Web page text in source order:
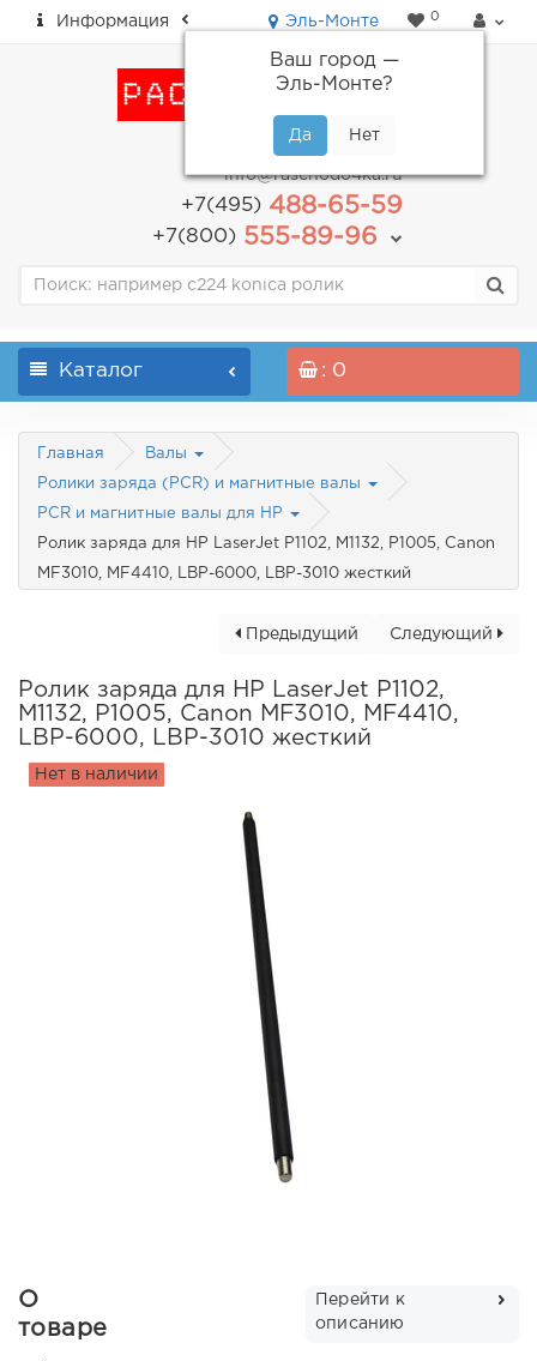
Информация Эль-Монте
Ваш город —
Эль-Монте?
0
пн-пт: с 9.00 до 18.00
info@raschodo4ka.ru
+7(495)488-65-59
+7(800)555-89-96
Каталог : 0
Главная Валы
Ролики заряда (PCR) и магнитные валы
PCR и магнитные валы для HP
Ролик заряда для HP LaserJet P1102, M1132, P1005, Canon
MF3010, MF4410, LBP-6000, LBP-3010 жесткий
Следующий
Предыдущий
Ролик заряда для HP LaserJet P1102,
M1132, P1005, Canon MF3010, MF4410,
LBP-6000, LBP-3010 жесткий
Нет в наличии
О
товаре
Перейти к
описанию